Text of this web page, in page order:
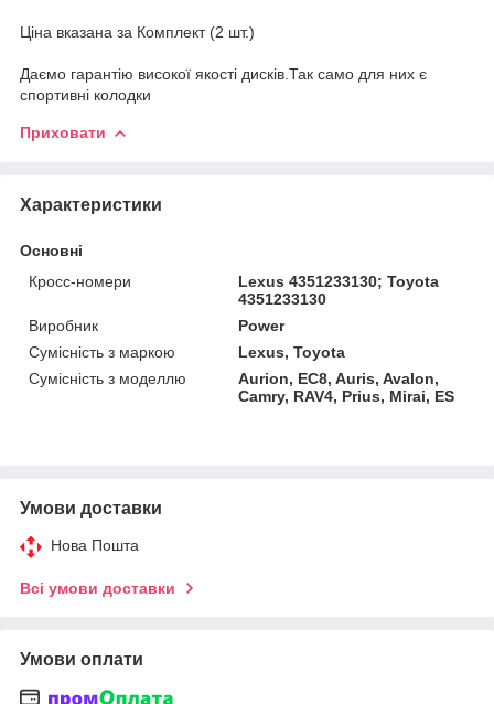
Ціна вказана за Комплект (2 шт.)
Даємо гарантію високої якості дисків.Так само для них є
спортивні колодки
Приховати
Характеристики
Основні
Кросс-номери
Lexus 4351233130; Toyota
4351233130
Виробник
Power
Сумісність з маркою
Lexus, Toyota
Сумісність з моделлю
Aurion, EC8, Auris, Avalon,
Camry, RAV4, Prius, Mirai, ES
Умови доставки
Нова Пошта
Всі умови доставки
Умови оплати